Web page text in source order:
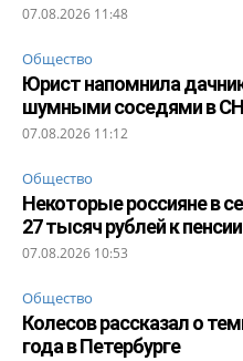
07.08.2026 11:48
Общество
Юрист напомнила
шумными соседями в
07.08.2026 11:12
Общество
Некоторые россияне в
27 тысяч рублей к пенсии
07.08.2026 10:53
Общество
Колесов рассказал о
года в Петербурге